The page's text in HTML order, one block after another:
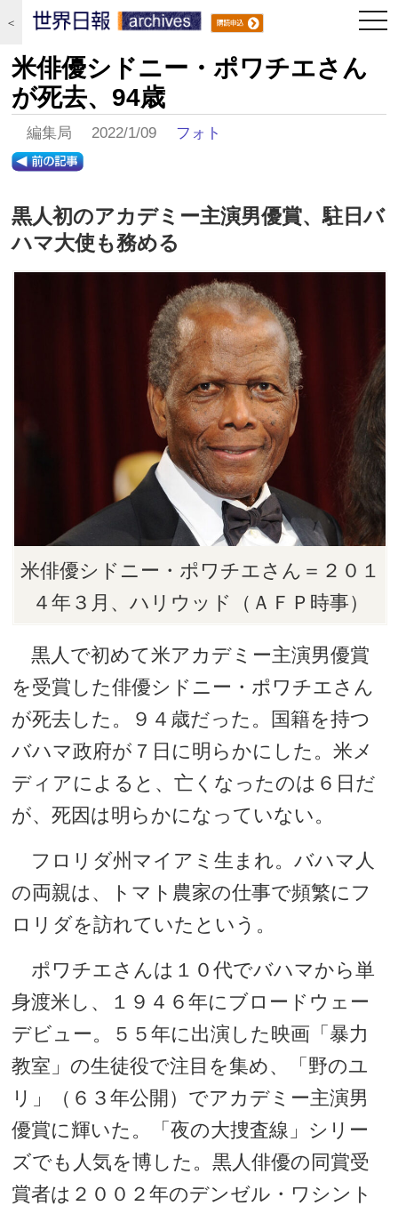
＜
米俳優シドニー・ポワチエさん
が死去、94歳
編集局 2022/1/09 フォト
黒人初のアカデミー主演男優賞、駐日バ
ハマ大使も務める
米俳優シドニー・ポワチエさん＝２０１
４年３月、ハリウッド（ＡＦＰ時事）
黒人で初めて米アカデミー主演男優賞
を受賞した俳優シドニー・ポワチエさん
が死去した。９４歳だった。国籍を持つ
バハマ政府が７日に明らかにした。米メ
ディアによると、亡くなったのは６日だ
が、死因は明らかになっていない。
フロリダ州マイアミ生まれ。バハマ人
の両親は、トマト農家の仕事で頻繁にフ
ロリダを訪れていたという。
ポワチエさんは１０代でバハマから単
身渡米し、１９４６年にブロードウェー
デビュー。５５年に出演した映画「暴力
教室」の生徒役で注目を集め、「野のユ
リ」（６３年公開）でアカデミー主演男
優賞に輝いた。「夜の大捜査線」シリー
ズでも人気を博した。黒人俳優の同賞受
賞者は２００２年のデンゼル・ワシント